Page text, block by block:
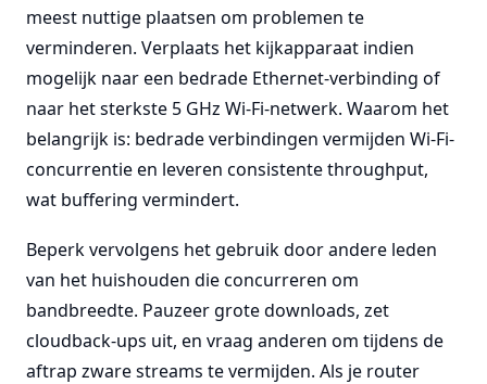
meest nuttige plaatsen om problemen te
verminderen. Verplaats het kijkapparaat indien
mogelijk naar een bedrade Ethernet-verbinding of
naar het sterkste 5 GHz Wi-Fi-netwerk. Waarom het
belangrijk is: bedrade verbindingen vermijden Wi-Fi-
concurrentie en leveren consistente throughput,
wat buffering vermindert.
Beperk vervolgens het gebruik door andere leden
van het huishouden die concurreren om
bandbreedte. Pauzeer grote downloads, zet
cloudback-ups uit, en vraag anderen om tijdens de
aftrap zware streams te vermijden. Als je router